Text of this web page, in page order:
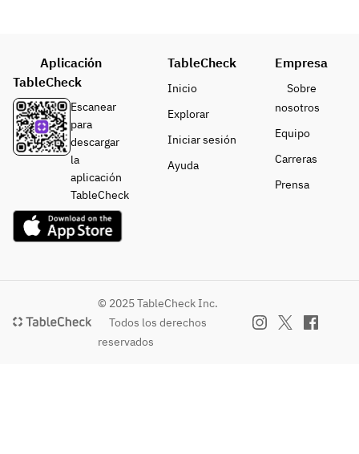
Aplicación
TableCheck
Escanear
para
descargar
la
aplicación
TableCheck
TableCheck
Inicio
Explorar
Iniciar sesión
Ayuda
Empresa
Sobre
nosotros
Equipo
Carreras
Prensa
© 2025 TableCheck Inc.
Todos los derechos
reservados